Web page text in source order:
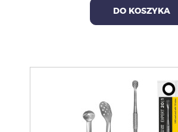
DO KOSZYKA